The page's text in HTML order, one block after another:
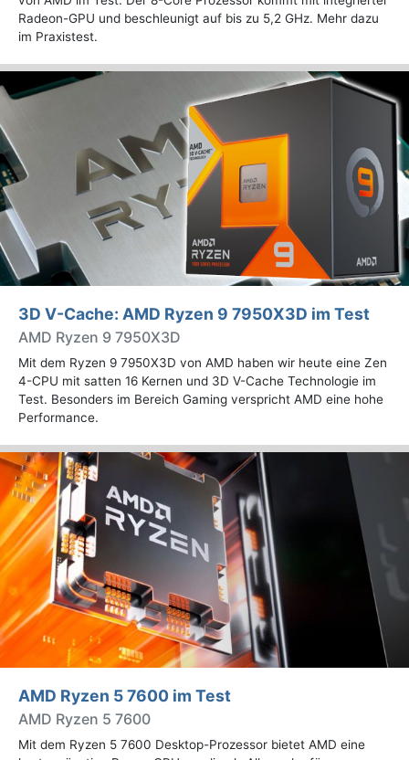
Radeon-GPU und beschleunigt auf bis zu 5,2 GHz. Mehr dazu
im Praxistest.
3D V-Cache: AMD Ryzen 9 7950X3D im Test
AMD Ryzen 9 7950X3D
Mit dem Ryzen 9 7950X3D von AMD haben wir heute eine Zen
4-CPU mit satten 16 Kernen und 3D V-Cache Technologie im
Test. Besonders im Bereich Gaming verspricht AMD eine hohe
Performance.
AMD Ryzen 5 7600 im Test
AMD Ryzen 5 7600
Mit dem Ryzen 5 7600 Desktop-Prozessor bietet AMD eine